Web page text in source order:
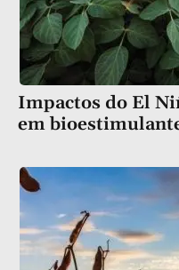
Impactos do El
em